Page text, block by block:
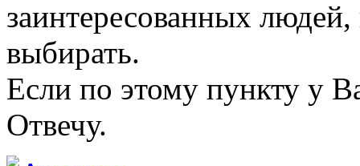
заинтересованных
выбирать.
Если по этому пункту у
Отвечу.